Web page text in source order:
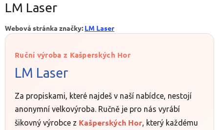
LM Laser
Webová stránka značky: LM Laser
Ruční výroba z Kašperských Hor
LM Laser
Za propiskami, které najdeš v naší nabídce, nestojí
anonymní velkovýroba. Ručně je pro nás vyrábí
šikovný výrobce z Kašperských Hor, který každému